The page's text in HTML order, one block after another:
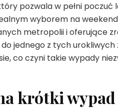
pozwala w pełni poczuć
wyborem na
metropolii i oferujące
jednego z tych
co czyni takie wypady
krótki wypad